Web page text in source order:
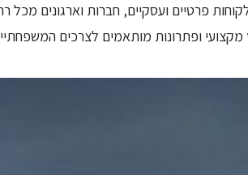
צור נוסד בשנת 2001 ומשרת לקוחות פרטיים ועסקיים, חברות
מקצועי ופתרונות מותאמים לצרכים